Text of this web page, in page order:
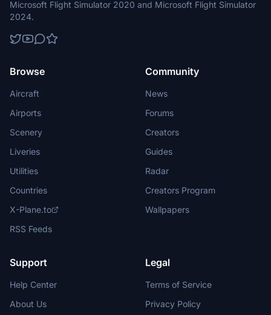
Microsoft Flight Simulator 2020 and Microsoft Flight Simulator
2024.
Browse
Aircraft
Airports
Scenery
Liveries
Utilities
Countries
X-Plane.to
RSS Feeds
Community
News
Forums
Creators
Guides
Radar
Creators Program
Wallpapers
Support
Help Center
About Us
Legal
Terms of Service
Privacy Policy